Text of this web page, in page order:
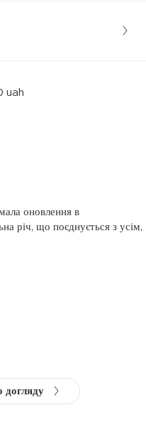
uah
оновлення в
річ, що поєднується з усім,
догляду